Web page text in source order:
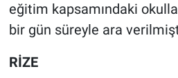
eğitim kapsamındaki
bir gün süreyle ara
RİZE